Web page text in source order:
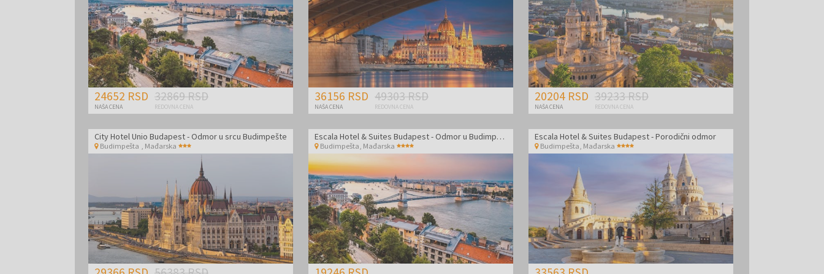
24652 RSD
NAŠA CENA
32869 RSD
REDOVNA CENA
36156 RSD
NAŠA CENA
49303 RSD
REDOVNA CENA
20204 RSD
NAŠA CENA
39233 RSD
REDOVNA CENA
City Hotel Unio Budapest - Odmor u srcu Budimpešte
Budimpešta Mađarska
Escala Hotel & Suites Budapest - Odmor u Budimpešti
Budimpešta Mađarska
Escala Hotel & Suites Budapest - Porodični odmor
Budimpešta Mađarska